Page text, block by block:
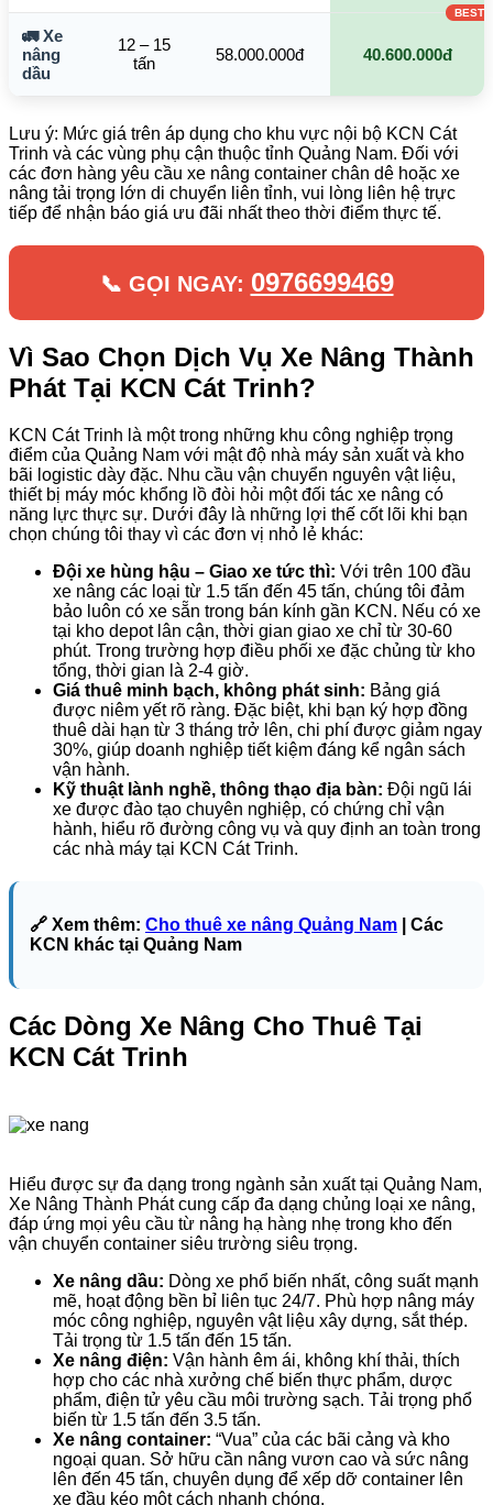
🚛 Xe
nâng
dầu
12 – 15
tấn
58.000.000đ 40.600.000đ
Lưu ý: Mức giá trên áp dụng cho khu vực nội bộ KCN Cát
Trinh và các vùng phụ cận thuộc tỉnh Quảng Nam. Đối với
các đơn hàng yêu cầu xe nâng container chân dê hoặc xe
nâng tải trọng lớn di chuyển liên tỉnh, vui lòng liên hệ trực
tiếp để nhận báo giá ưu đãi nhất theo thời điểm thực tế.
📞 GỌI NGAY: 0976699469
Vì Sao Chọn Dịch Vụ Xe Nâng Thành
Phát Tại KCN Cát Trinh?
KCN Cát Trinh là một trong những khu công nghiệp trọng
điểm của Quảng Nam với mật độ nhà máy sản xuất và kho
bãi logistic dày đặc. Nhu cầu vận chuyển nguyên vật liệu,
thiết bị máy móc khổng lồ đòi hỏi một đối tác xe nâng có
năng lực thực sự. Dưới đây là những lợi thế cốt lõi khi bạn
chọn chúng tôi thay vì các đơn vị nhỏ lẻ khác:
Đội xe hùng hậu – Giao xe tức thì: Với trên 100 đầu
xe nâng các loại từ 1.5 tấn đến 45 tấn, chúng tôi đảm
bảo luôn có xe sẵn trong bán kính gần KCN. Nếu có xe
tại kho depot lân cận, thời gian giao xe chỉ từ 30-60
phút. Trong trường hợp điều phối xe đặc chủng từ kho
tổng, thời gian là 2-4 giờ.
Giá thuê minh bạch, không phát sinh: Bảng giá
được niêm yết rõ ràng. Đặc biệt, khi bạn ký hợp đồng
thuê dài hạn từ 3 tháng trở lên, chi phí được giảm ngay
30%, giúp doanh nghiệp tiết kiệm đáng kể ngân sách
vận hành.
Kỹ thuật lành nghề, thông thạo địa bàn: Đội ngũ lái
xe được đào tạo chuyên nghiệp, có chứng chỉ vận
hành, hiểu rõ đường công vụ và quy định an toàn trong
các nhà máy tại KCN Cát Trinh.
🔗 Xem thêm: Cho thuê xe nâng Quảng Nam | Các
KCN khác tại Quảng Nam
Các Dòng Xe Nâng Cho Thuê Tại
KCN Cát Trinh
Hiểu được sự đa dạng trong ngành sản xuất tại Quảng Nam,
Xe Nâng Thành Phát cung cấp đa dạng chủng loại xe nâng,
đáp ứng mọi yêu cầu từ nâng hạ hàng nhẹ trong kho đến
vận chuyển container siêu trường siêu trọng.
Xe nâng dầu: Dòng xe phổ biến nhất, công suất mạnh
mẽ, hoạt động bền bỉ liên tục 24/7. Phù hợp nâng máy
móc công nghiệp, nguyên vật liệu xây dựng, sắt thép.
Tải trọng từ 1.5 tấn đến 15 tấn.
Xe nâng điện: Vận hành êm ái, không khí thải, thích
hợp cho các nhà xưởng chế biến thực phẩm, dược
phẩm, điện tử yêu cầu môi trường sạch. Tải trọng phổ
biến từ 1.5 tấn đến 3.5 tấn.
Xe nâng container: “Vua” của các bãi cảng và kho
ngoại quan. Sở hữu cần nâng vươn cao và sức nâng
lên đến 45 tấn, chuyên dụng để xếp dỡ container lên
xe đầu kéo một cách nhanh chóng.